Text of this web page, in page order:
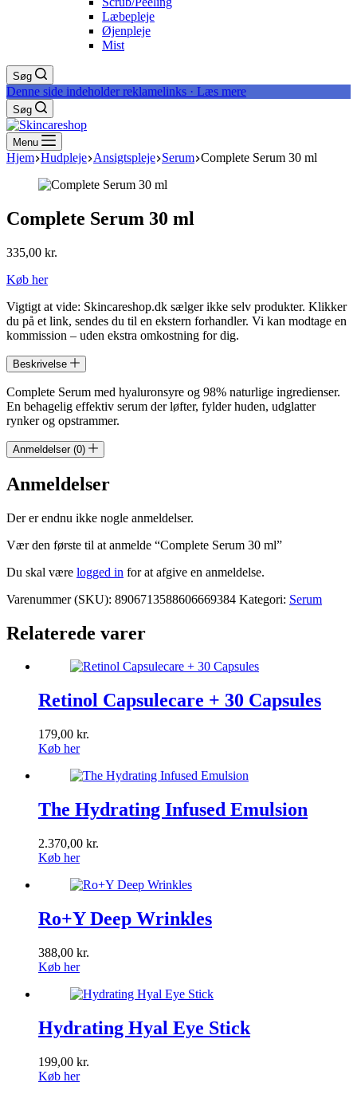
Læbepleje
Øjenpleje
Mist
Søg
Denne side indeholder reklamelinks · Læs mere
Søg
Menu
Hjem Hudpleje Ansigtspleje Serum Complete Serum 30 ml
Complete Serum 30 ml
335,00 kr.
Køb her
Vigtigt at vide: Skincareshop.dk sælger ikke selv produkter. Klikker
du på et link, sendes du til en ekstern forhandler. Vi kan modtage en
kommission – uden ekstra omkostning for dig.
Beskrivelse
Complete Serum med hyaluronsyre og 98% naturlige ingredienser.
En behagelig effektiv serum der løfter, fylder huden, udglatter
rynker og opstrammer.
Anmeldelser (0)
Anmeldelser
Der er endnu ikke nogle anmeldelser.
Vær den første til at anmelde “Complete Serum 30 ml”
Du skal være logged in for at afgive en anmeldelse.
Varenummer (SKU): 8906713588606669384 Kategori: Serum
Relaterede varer
Retinol Capsulecare + 30 Capsules
179,00 kr.
Køb her
The Hydrating Infused Emulsion
2.370,00 kr.
Køb her
Ro+Y Deep Wrinkles
388,00 kr.
Køb her
Hydrating Hyal Eye Stick
199,00 kr.
Køb her